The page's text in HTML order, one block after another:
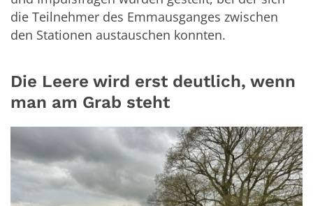
die Teilnehmer des Emmausganges zwischen
den Stationen austauschen konnten.
Die Leere wird erst deutlich, wenn
man am Grab steht